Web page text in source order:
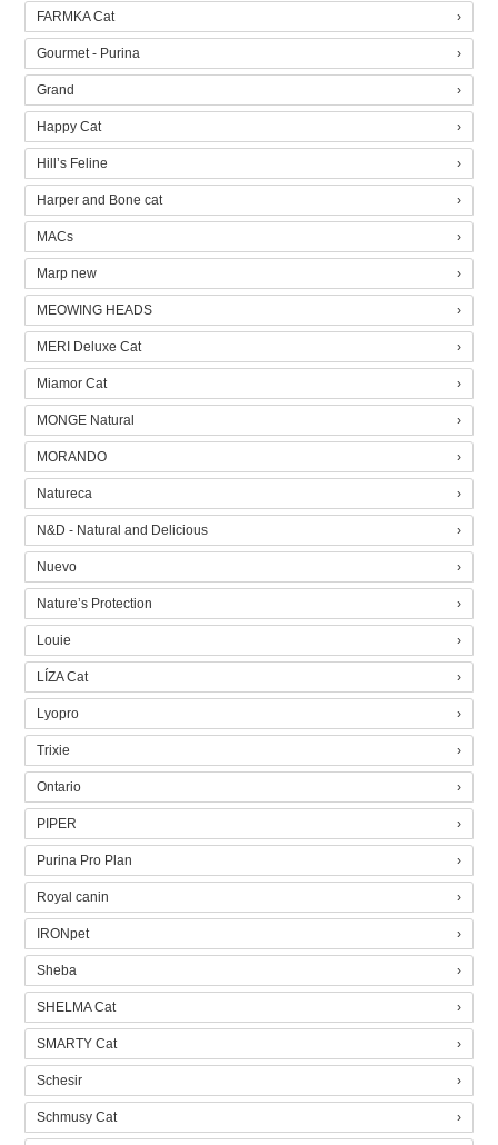
FARMKA Cat
Gourmet - Purina
Grand
Happy Cat
Hill’s Feline
Harper and Bone cat
MACs
Marp new
MEOWING HEADS
MERI Deluxe Cat
Miamor Cat
MONGE Natural
MORANDO
Natureca
N&D - Natural and Delicious
Nuevo
Nature’s Protection
Louie
LÍZA Cat
Lyopro
Trixie
Ontario
PIPER
Purina Pro Plan
Royal canin
IRONpet
Sheba
SHELMA Cat
SMARTY Cat
Schesir
Schmusy Cat